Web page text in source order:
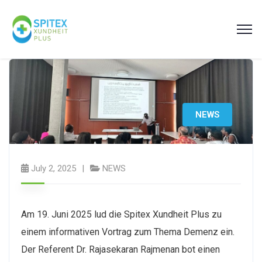
NEWS
July 2, 2025 NEWS
Am 19. Juni 2025 lud die Spitex Xundheit Plus zu
einem informativen Vortrag zum Thema Demenz ein.
Der Referent Dr. Rajasekaran Rajmenan bot einen